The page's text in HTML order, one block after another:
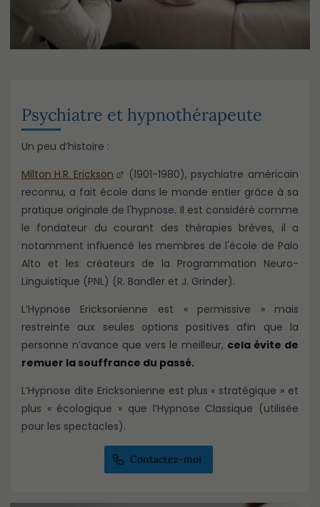
Psychiatre et hypnothérapeute
Un peu d’histoire :
Milton H.R. Erickson
(1901-1980), psychiatre américain
reconnu, a fait école dans le monde entier grâce à sa
pratique originale de l'hypnose. Il est considéré comme
le fondateur du courant des thérapies brèves, il a
notamment influencé les membres de l'école de Palo
Alto et les créateurs de la Programmation Neuro-
Linguistique (PNL) (R. Bandler et J. Grinder).
L’Hypnose Ericksonienne est « permissive » mais
restreinte aux seules options positives afin que la
personne n’avance que vers le meilleur, cela évite de
remuer la souffrance du passé.
L’Hypnose dite Ericksonienne est plus « stratégique » et
plus « écologique » que l’Hypnose Classique (utilisée
pour les spectacles).
Contactez-moi